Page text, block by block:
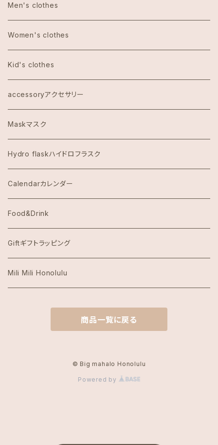
Anthoropologieアンソロポロジー
Bath&Body Worksバス＆ボディワークス
Calvin Klein カルバンクライン
COACHコーチ
Dawn to Earth ダウントゥーアース
Dean & DeLuca ディーンアンドデルーカ
Eggs's Things エッグスンシングス
Hawaii Hotel Item
Honolulu Coffeeホノルルコーヒー
Island Slipperアイランドスリッパ
KAI COFFEE カイコーヒー
Kate Spade ケイトスペード
tote bag トートバッグ
エコバッグ
Men's clothes
Women's clothes
Kid's clothes
accessoryアクセサリー
Maskマスク
Hydro flaskハイドロフラスク
Calendarカレンダー
Food&Drink
Giftギフトラッピング
Mili Mili Honolulu
商品一覧に戻る
© Big mahalo Honolulu
Powered by